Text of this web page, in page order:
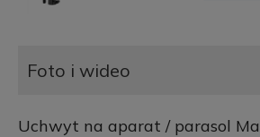
Foto i wideo
Uchwyt na aparat / parasol